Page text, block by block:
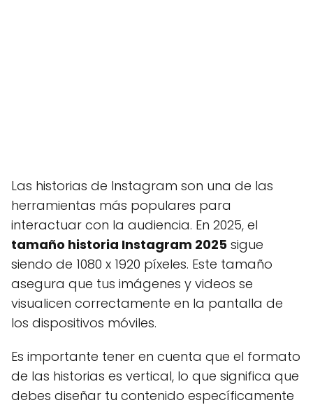
Las historias de Instagram son una de las
herramientas más populares para
interactuar con la audiencia. En 2025, el
tamaño historia Instagram 2025 sigue
siendo de 1080 x 1920 píxeles. Este tamaño
asegura que tus imágenes y videos se
visualicen correctamente en la pantalla de
los dispositivos móviles.
Es importante tener en cuenta que el formato
de las historias es vertical, lo que significa que
debes diseñar tu contenido específicamente